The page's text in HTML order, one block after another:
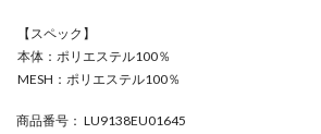
【スペック】
本体：ポリエステル100％
MESH：ポリエステル100％
商品番号 ： LU9138EU01645